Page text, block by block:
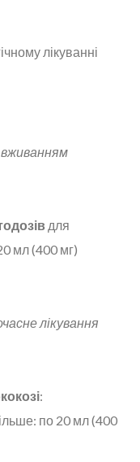
лікуванні
вживанням
для
мл (400 мг)
лікування
:
по 20 мл (400